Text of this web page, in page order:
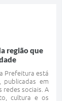
região que
Prefeitura está
publicadas em
redes sociais. A
cultura e os